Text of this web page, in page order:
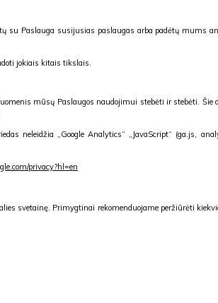
su Paslauga susijusias paslaugas arba padėtų mums
jokiais kitais tikslais.
mūsų Paslaugos naudojimui stebėti ir stebėti. Šie
neleidžia „Google Analytics“ „JavaScript“ (ga.js,
privacy?hl=en
svetainę. Primygtinai rekomenduojame peržiūrėti